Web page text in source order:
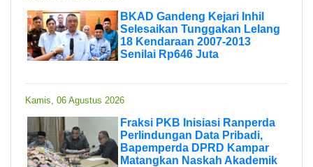
BKAD Gandeng Kejari Inhil
Selesaikan Tunggakan Lelang
18 Kendaraan 2007-2013
Senilai Rp646 Juta
Kamis, 06 Agustus 2026
Fraksi PKB Inisiasi Ranperda
Perlindungan Data Pribadi,
Bapemperda DPRD Kampar
Matangkan Naskah Akademik